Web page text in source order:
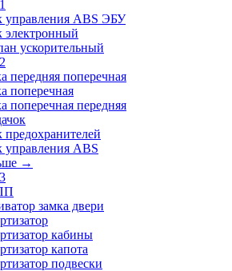
управления ABS ЭБУ
электронный
ускорительный
передняя поперечная
поперечная
поперечная передняя
предохранителей
управления ABS
→
замка двери
кабины
капота
подвески